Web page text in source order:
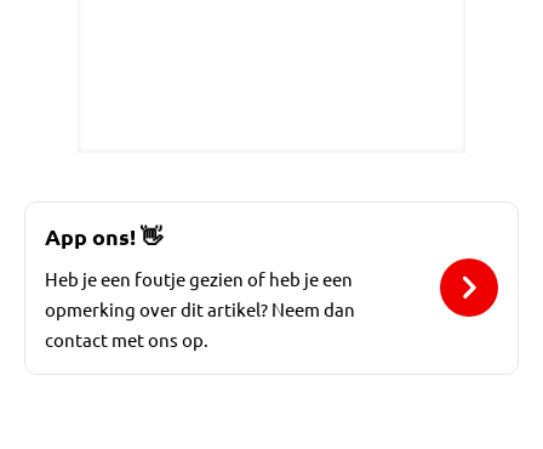
App ons! 👋
Heb je een foutje gezien of heb je een
opmerking over dit artikel? Neem dan
contact met ons op.